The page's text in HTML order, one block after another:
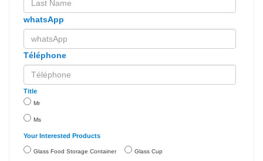
whatsApp
Téléphone
Title
Mr
Ms
Your Interested Products
Glass Food Storage Container Glass Cup